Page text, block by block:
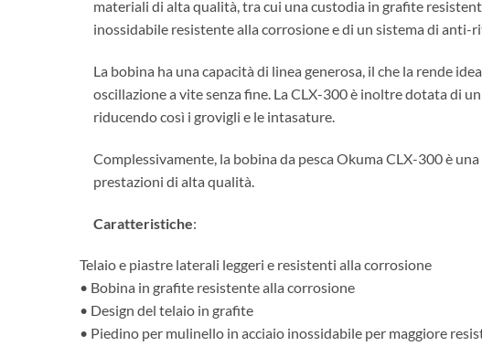
materiali di alta qualità, tra cui una custodia in grafite
inossidabile resistente alla corrosione e di un sistema di anti-
La bobina ha una capacità di linea generosa, il che la rende
oscillazione a vite senza fine. La CLX-300 è inoltre dotata di
riducendo così i grovigli e le intasature.
Complessivamente, la bobina da pesca Okuma CLX-300 è
prestazioni di alta qualità.
Caratteristiche:
Telaio e piastre laterali leggeri e resistenti alla corrosione
• Bobina in grafite resistente alla corrosione
• Design del telaio in grafite
• Piedino per mulinello in acciaio inossidabile per maggiore